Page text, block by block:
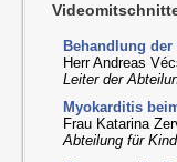
Behandlung
Herr Andreas
Leiter der
Myokarditis
Frau Katarina
Abteilung für